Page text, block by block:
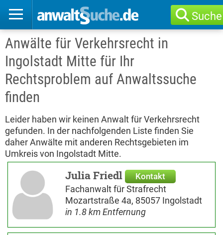
Suche
Anwälte für Verkehrsrecht in
Ingolstadt Mitte für Ihr
Rechtsproblem auf Anwaltssuche
finden
Leider haben wir keinen Anwalt für Verkehrsrecht
gefunden. In der nachfolgenden Liste finden Sie
daher Anwälte mit anderen Rechtsgebieten im
Umkreis von Ingolstadt Mitte.
Julia Friedl Kontakt
Fachanwalt für Strafrecht
Mozartstraße 4a, 85057 Ingolstadt
in 1.8 km Entfernung